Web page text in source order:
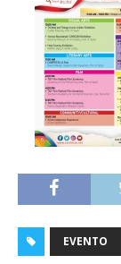
EVENTO